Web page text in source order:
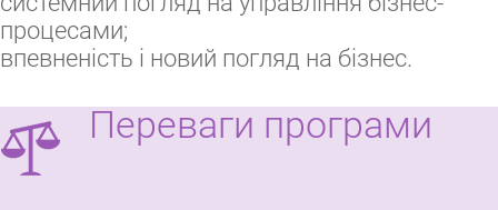
процесами;
впевненість і новий погляд на бізнес.
Переваги програми